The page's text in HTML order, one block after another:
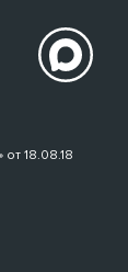
18.08.18